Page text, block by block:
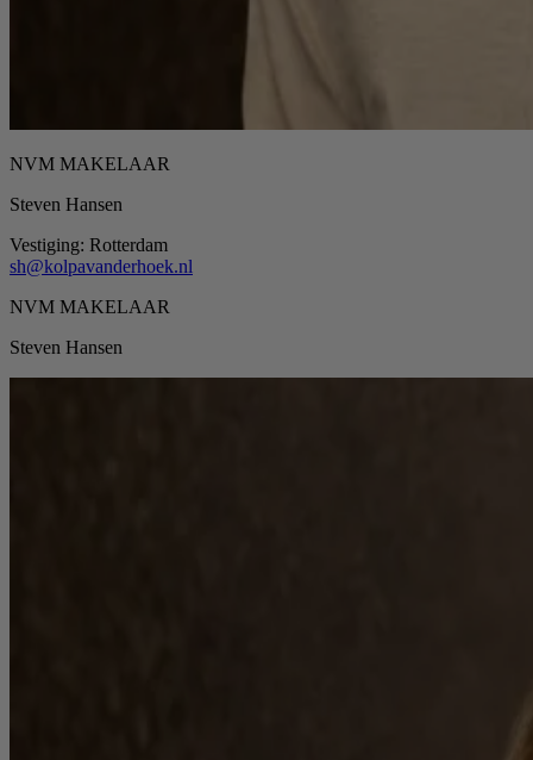
NVM MAKELAAR
Steven Hansen
Vestiging: Rotterdam
sh@kolpavanderhoek.nl
NVM MAKELAAR
Steven Hansen